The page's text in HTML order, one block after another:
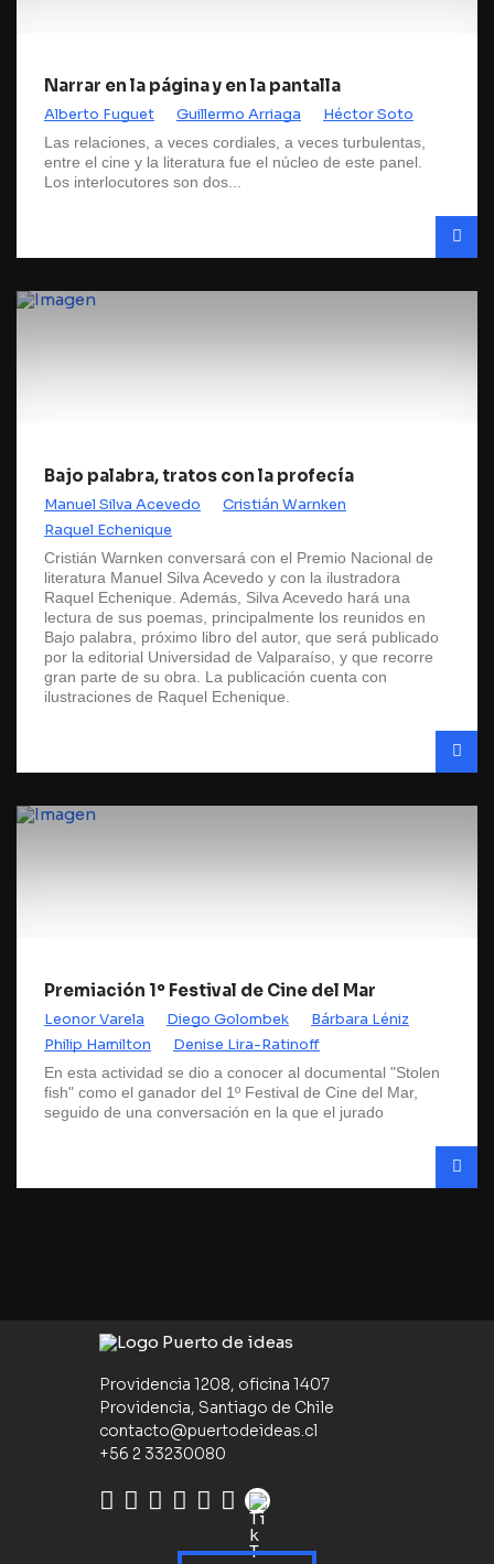
Narrar en la página y en la pantalla
Alberto Fuguet Guillermo Arriaga Héctor Soto
Las relaciones, a veces cordiales, a veces turbulentas,
entre el cine y la literatura fue el núcleo de este panel.
Los interlocutores son dos...
Bajo palabra, tratos con la profecía
Manuel Silva Acevedo
Cristián Warnken
Raquel Echenique
Cristián Warnken conversará con el Premio Nacional de
literatura Manuel Silva Acevedo y con la ilustradora
Raquel Echenique. Además, Silva Acevedo hará una
lectura de sus poemas, principalmente los reunidos en
Bajo palabra, próximo libro del autor, que será publicado
por la editorial Universidad de Valparaíso, y que recorre
gran parte de su obra. La publicación cuenta con
ilustraciones de Raquel Echenique.
Premiación 1º Festival de Cine del Mar
Leonor Varela Diego Golombek
Bárbara Léniz
Philip Hamilton
Denise Lira-Ratinoff
En esta actividad se dio a conocer al documental "Stolen
fish" como el ganador del 1º Festival de Cine del Mar,
seguido de una conversación en la que el jurado
Providencia 1208, oficina 1407
Providencia, Santiago de Chile
contacto@puertodeideas.cl
+56 2 33230080